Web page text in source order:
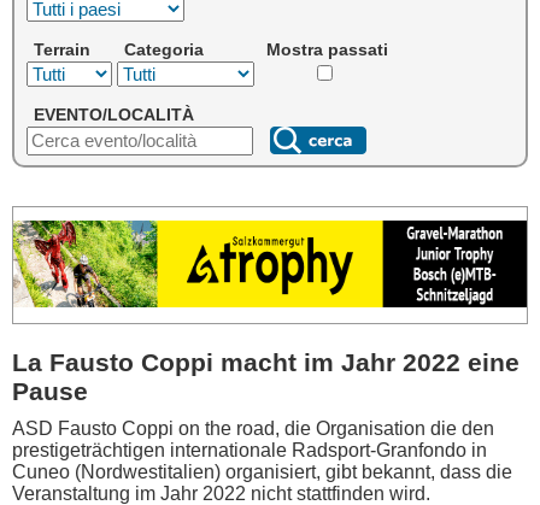
Terrain Categoria Mostra passati
EVENTO/LOCALITÀ
La Fausto Coppi macht im Jahr 2022 eine
Pause
ASD Fausto Coppi on the road, die Organisation die den
prestigeträchtigen internationale Radsport-Granfondo in
Cuneo (Nordwestitalien) organisiert, gibt bekannt, dass die
Veranstaltung im Jahr 2022 nicht stattfinden wird.